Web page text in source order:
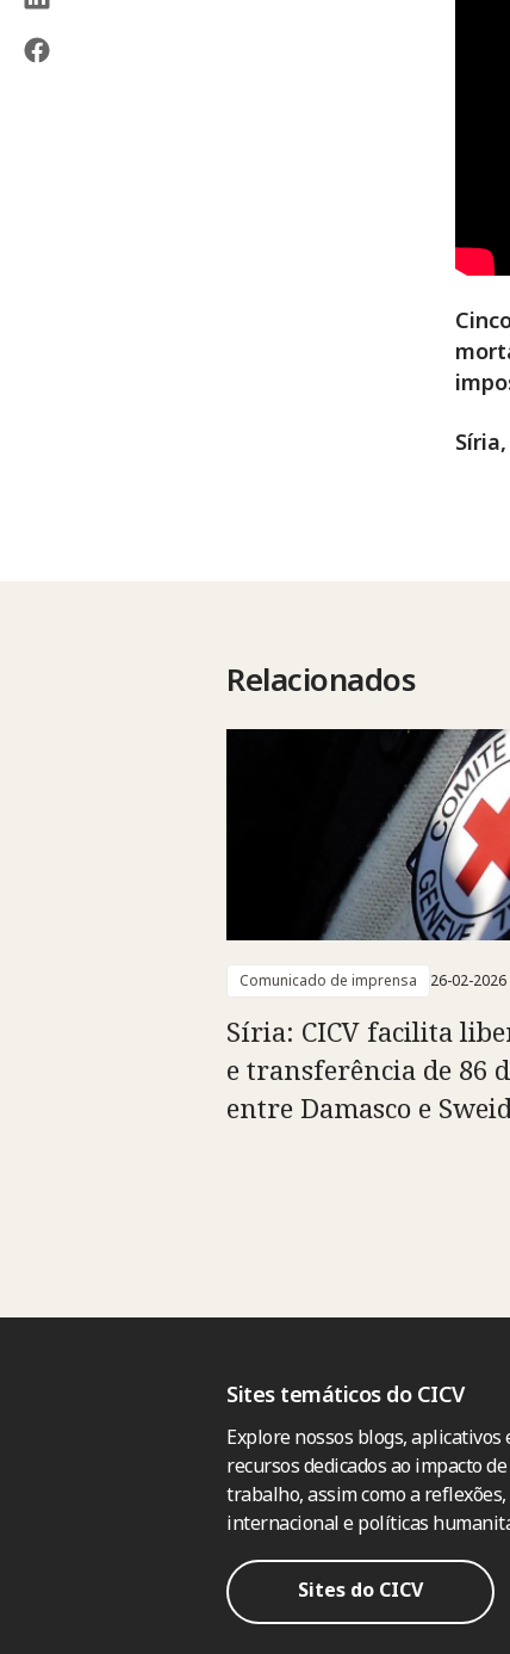
Relacionados
Comunicado de imprensa 26-02-2026
Síria: CICV facilita
e transferência de 86
entre Damasco e
Sites temáticos do CICV
Explore nossos blogs, aplicativos
recursos dedicados ao impacto
trabalho, assim como a
internacional e políticas
Sites do CICV